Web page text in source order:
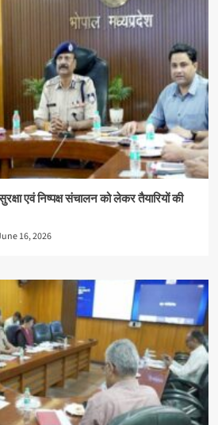
एवं निष्पक्ष संचालन को लेकर तैयारियों की
16, 2026